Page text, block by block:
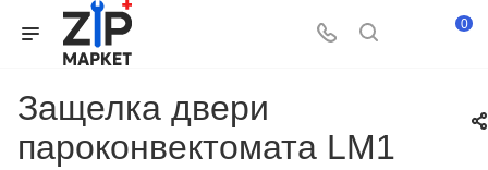
0
Защелка двери
пароконвектомата LM1